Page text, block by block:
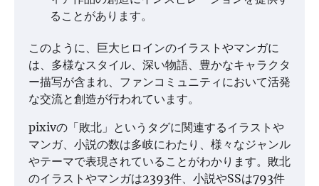
ることがあります。
このように、巨大ヒロインのイラストやマンガに
は、多様なスタイル、深い物語、豊かなキャラクタ
ー描写が含まれ、ファンコミュニティにおいて活発
な交流と創造が行われています。
pixivの「敗北」というタグに関連するイラストや
マンガ、小説の数は多岐にわたり、様々なジャンル
やテーマで表現されていることがわかります。敗北
のイラストやマンガは2393件、小説やSSは793件